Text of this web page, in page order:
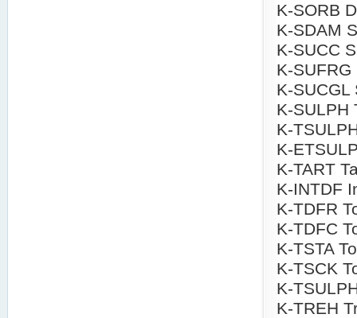
K-SORB
K-SDAM
K-SUCC
K-
K-
K-SULPH
K-
K-
K-TART
K-INTDF
K-TDFR
K-TDFC
K-TSTA
K-TSCK
K-
K-TREH